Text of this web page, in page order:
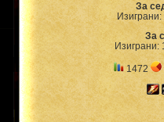
За
За
Изиграни:
1472